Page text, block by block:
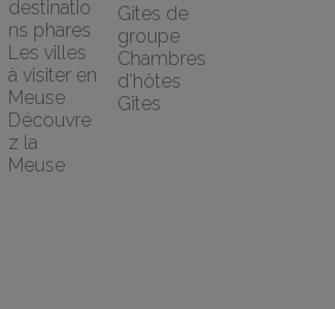
destinatio
ns phares
Les villes
à visiter en
Meuse
Découvre
z la
Meuse
Gîtes de
groupe
Chambres
d'hôtes
Gîtes